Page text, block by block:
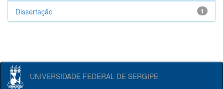
1
Dissertação
UNIVERSIDADE FEDERAL DE SERGIPE